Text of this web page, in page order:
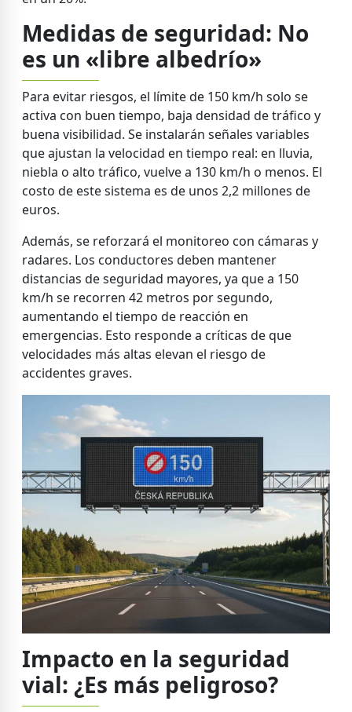
Medidas de seguridad: No
es un «libre albedrío»
Para evitar riesgos, el límite de 150 km/h solo se
activa con buen tiempo, baja densidad de tráfico y
buena visibilidad. Se instalarán señales variables
que ajustan la velocidad en tiempo real: en lluvia,
niebla o alto tráfico, vuelve a 130 km/h o menos. El
costo de este sistema es de unos 2,2 millones de
euros.
Además, se reforzará el monitoreo con cámaras y
radares. Los conductores deben mantener
distancias de seguridad mayores, ya que a 150
km/h se recorren 42 metros por segundo,
aumentando el tiempo de reacción en
emergencias. Esto responde a críticas de que
velocidades más altas elevan el riesgo de
accidentes graves.
Impacto en la seguridad
vial: ¿Es más peligroso?